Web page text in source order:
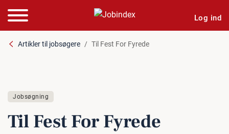
Log ind
Artikler til jobsøgere Til Fest For Fyrede
Jobsøgning
Til Fest For Fyrede